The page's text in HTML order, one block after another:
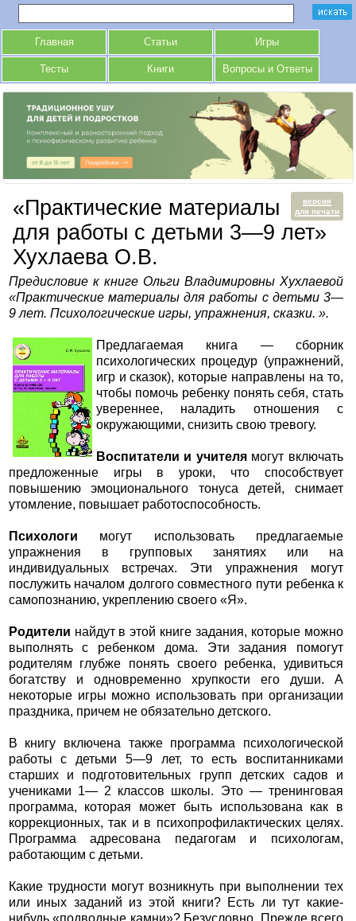
Главная Статьи Игры
Тесты Книги Вопросы и Ответы
версия
для печати
«Практические материалы
для работы с детьми 3—9 лет»
Хухлаева О.В.
Предисловие к книге Ольги Владимировны Хухлаевой
«Практические материалы для работы с детьми 3—
9 лет. Психологические игры, упражнения, сказки. ».
Предлагаемая книга — сборник
психологических процедур (упражнений,
игр и сказок), которые направлены на то,
чтобы помочь ребенку понять себя, стать
увереннее, наладить отношения с
окружающими, снизить свою тревогу.
Воспитатели и учителя могут включать
предложенные игры в уроки, что способствует
повышению эмоционального тонуса детей, снимает
утомление, повышает работоспособность.
Психологи могут использовать предлагаемые
упражнения в групповых занятиях или на
индивидуальных встречах. Эти упражнения могут
послужить началом долгого совместного пути ребенка к
самопознанию, укреплению своего «Я».
Родители найдут в этой книге задания, которые можно
выполнять с ребенком дома. Эти задания помогут
родителям глубже понять своего ребенка, удивиться
богатству и одновременно хрупкости его души. А
некоторые игры можно использовать при организации
праздника, причем не обязательно детского.
В книгу включена также программа психологической
работы с детьми 5—9 лет, то есть воспитанниками
старших и подготовительных групп детских садов и
учениками 1— 2 классов школы. Это — тренинговая
программа, которая может быть использована как в
коррекционных, так и в психопрофилактических целях.
Программа адресована педагогам и психологам,
работающим с детьми.
Какие трудности могут возникнуть при выполнении тех
или иных заданий из этой книги? Есть ли тут какие-
нибудь «подводные камни»? Безусловно. Прежде всего